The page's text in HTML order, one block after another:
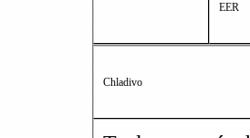
EER
Chladivo